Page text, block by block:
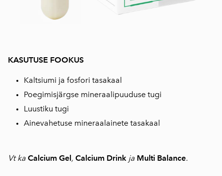
KASUTUSE FOOKUS
Kaltsiumi ja fosfori tasakaal
Poegimisjärgse mineraalipuuduse tugi
Luustiku tugi
Ainevahetuse mineraalainete tasakaal
Vt ka Calcium Gel, Calcium Drink ja Multi Balance.